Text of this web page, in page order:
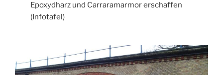
Epoxydharz und Carraramarmor erschaffen
(Infotafel)